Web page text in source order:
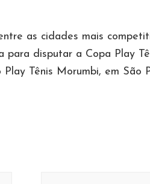
as cidades mais
disputar a Copa Play
Tênis Morumbi, em São